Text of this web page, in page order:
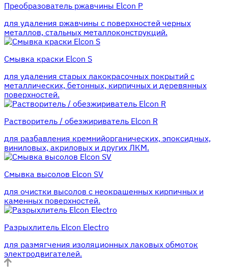
Преобразователь ржавчины Elcon P
для удаления ржавчины с поверхностей черных
металлов, стальных металлоконструкций.
Смывка краски Elcon S
для удаления старых лакокрасочных покрытий с
металлических, бетонных, кирпичных и деревянных
поверхностей.
Растворитель / обезжириватель Elcon R
для разбавления кремнийорганических, эпоксидных,
виниловых, акриловых и других ЛКМ.
Смывка высолов Elcon SV
для очистки высолов с неокрашенных кирпичных и
каменных поверхностей.
Разрыхлитель Elcon Electro
для размягчения изоляционных лаковых обмоток
электродвигателей.